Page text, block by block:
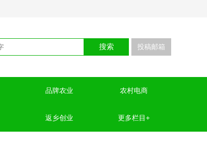
搜索 投稿邮箱
品牌农业 农村电商
返乡创业 更多栏目+